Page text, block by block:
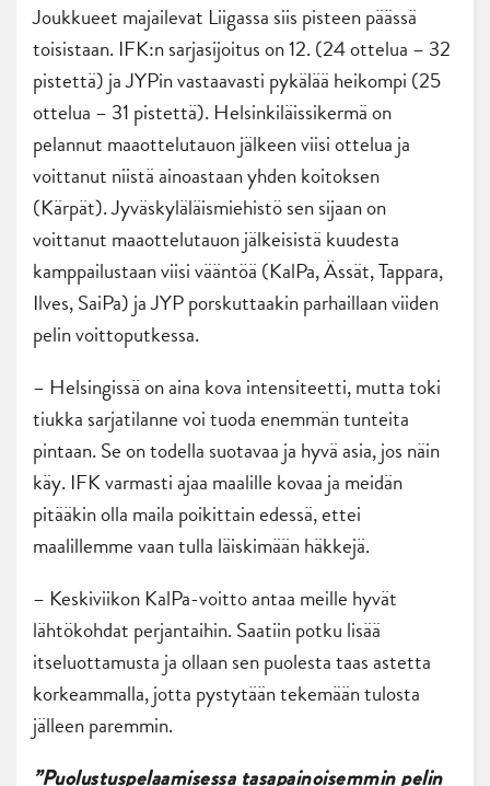
Joukkueet majailevat Liigassa siis pisteen päässä
toisistaan. IFK:n sarjasijoitus on 12. (24 ottelua – 32
pistettä) ja JYPin vastaavasti pykälää heikompi (25
ottelua – 31 pistettä). Helsinkiläissikermä on
pelannut maaottelutauon jälkeen viisi ottelua ja
voittanut niistä ainoastaan yhden koitoksen
(Kärpät). Jyväskyläläismiehistö sen sijaan on
voittanut maaottelutauon jälkeisistä kuudesta
kamppailustaan viisi vääntöä (KalPa, Ässät, Tappara,
Ilves, SaiPa) ja JYP porskuttaakin parhaillaan viiden
pelin voittoputkessa.
– Helsingissä on aina kova intensiteetti, mutta toki
tiukka sarjatilanne voi tuoda enemmän tunteita
pintaan. Se on todella suotavaa ja hyvä asia, jos näin
käy. IFK varmasti ajaa maalille kovaa ja meidän
pitääkin olla maila poikittain edessä, ettei
maalillemme vaan tulla läiskimään häkkejä.
– Keskiviikon KalPa-voitto antaa meille hyvät
lähtökohdat perjantaihin. Saatiin potku lisää
itseluottamusta ja ollaan sen puolesta taas astetta
korkeammalla, jotta pystytään tekemään tulosta
jälleen paremmin.
”Puolustuspelaamisessa tasapainoisemmin pelin